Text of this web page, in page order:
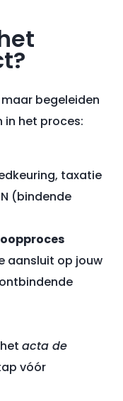
begeleiden
in het proces:
taxatie
(bindende
aansluit op jouw
acta de
vóór